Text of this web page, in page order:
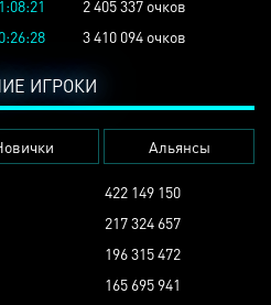
2 405 337 очков
3 410 094 очков
ИГРОКИ
Альянсы
422 149 150
217 324 657
196 315 472
165 695 941